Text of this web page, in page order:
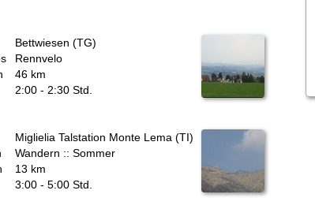
Bettwiesen (TG)
Rennvelo
46 km
2:00 - 2:30 Std.
Miglielia Talstation Monte Lema (TI)
Wandern :: Sommer
13 km
3:00 - 5:00 Std.